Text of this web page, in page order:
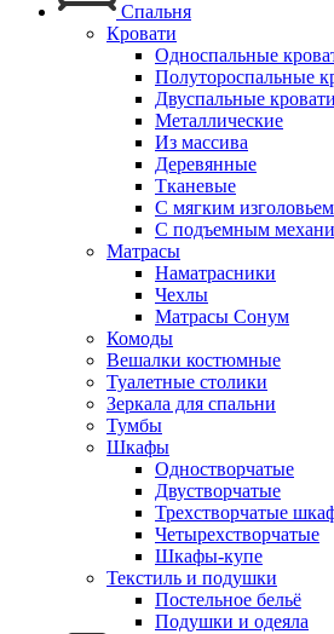
Спальня
Кровати
Односпальные
Полутороспальные
Двуспальные кровати
Металлические
Из массива
Деревянные
Тканевые
С мягким изголовьем
С подъемным
Матрасы
Наматрасники
Чехлы
Матрасы Сонум
Комоды
Вешалки костюмные
Туалетные столики
Зеркала для спальни
Тумбы
Шкафы
Одностворчатые
Двустворчатые
Трехстворчатые
Четырехстворчатые
Шкафы-купе
Текстиль и подушки
Постельное бельё
Подушки и одеяла